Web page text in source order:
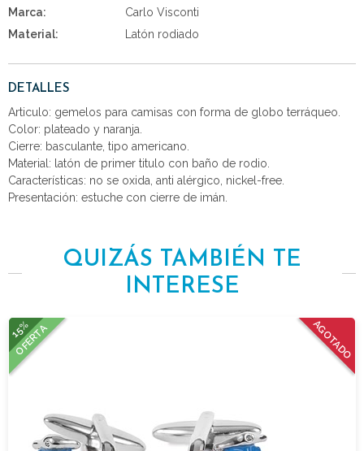
Marca:
Carlo Visconti
Material:
Latón rodiado
DETALLES
Articulo: gemelos para camisas con forma de globo terráqueo.
Color: plateado y naranja.
Cierre: basculante, tipo americano.
Material: latón de primer titulo con baño de rodio.
Características: no se oxida, anti alérgico, nickel-free.
Presentación: estuche con cierre de imán.
QUIZÁS TAMBIÉN TE
INTERESE
AGOTADO
15%
OFERTA